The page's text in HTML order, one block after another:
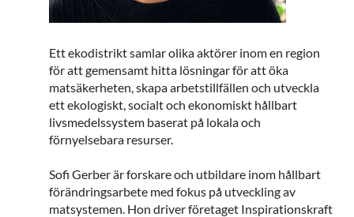
Ett ekodistrikt samlar olika aktörer inom en region
för att gemensamt hitta lösningar för att öka
matsäkerheten, skapa arbetstillfällen och utveckla
ett ekologiskt, socialt och ekonomiskt hållbart
livsmedelssystem baserat på lokala och
förnyelsebara resurser.
Sofi Gerber är forskare och utbildare inom hållbart
förändringsarbete med fokus på utveckling av
matsystemen. Hon driver företaget Inspirationskraft